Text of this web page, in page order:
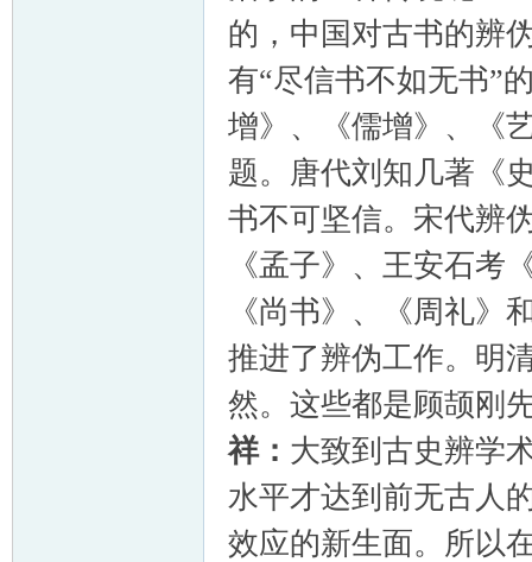
的，中国对古书的辨
有“尽信书不如无书”
增》、《儒增》、《
题。唐代刘知几著《
书不可坚信。宋代辨
《孟子》、王安石考
《尚书》、《周礼》
推进了辨伪工作。明
然。这些都是顾颉
祥： 大致到古史辨学
水平才达到前无古人
效应的新生面。所以